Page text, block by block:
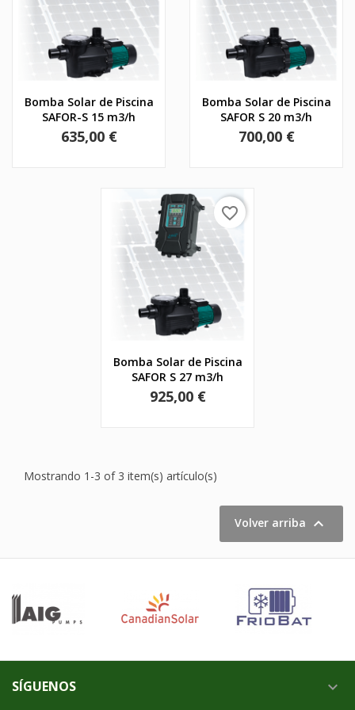
Bomba Solar de Piscina
SAFOR-S 15 m3/h
Precio
635,00 €
Bomba Solar de Piscina
SAFOR S 20 m3/h
Precio
700,00 €
Bomba Solar de Piscina
SAFOR S 27 m3/h
Precio
925,00 €
favorite_border
Mostrando 1-3 of 3 item(s) artículo(s)
Volver arriba 
SÍGUENOS 